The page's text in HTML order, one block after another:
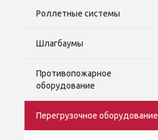
Роллетные системы
Шлагбаумы
Противопожарное
оборудование
Перегрузочное оборудование